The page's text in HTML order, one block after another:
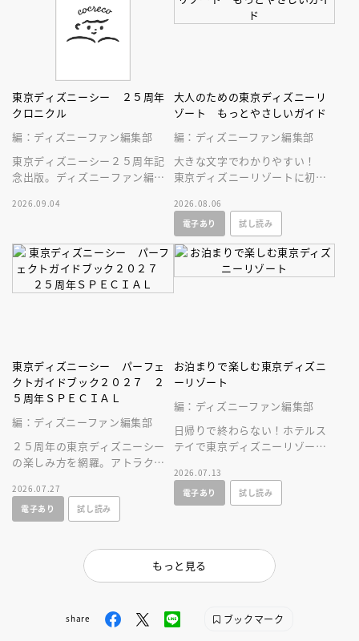
東京ディズニーシー ２５周年
クロニクル
編：ディズニーファン編集部
東京ディズニーシー２５周年記
念出版。ディズニーファン編集
したパークファン必見の２５年
2026.09.04
大人のための東京ディズニーリ
ゾート もっとやさしいガイド
編：ディズニーファン編集部
大きな文字でわかりやすい！
東京ディズニーリゾートに初め
人へ贈る、やさしいガイドブッ
ク。
2026.08.06
電子あり
試し読み
東京ディズニーシー パーフェ
クトガイドブック２０２７ ２
５周年ＳＰＥＣＩＡＬ
編：ディズニーファン編集部
２５周年の東京ディズニーシー
の楽しみ方を網羅。アトラクシ
ョップ情報に加え、使いやすい
マップつき！
2026.07.27
電子あり
試し読み
お泊まりで楽しむ東京ディズニ
ーリゾート
編：ディズニーファン編集部
日帰りで終わらない！ホテルス
テイで東京ディズニーリゾート
冊が新登場！
2026.07.13
電子あり
試し読み
もっと見る
share ブックマーク